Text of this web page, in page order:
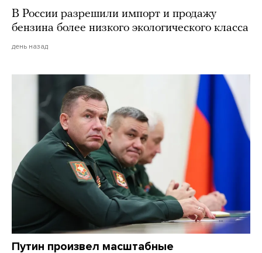
В России разрешили импорт и продажу
бензина более низкого экологического класса
день назад
Путин произвел масштабные